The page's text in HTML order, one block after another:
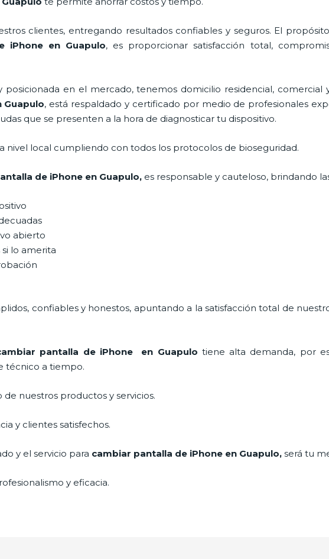
clientes, entregando resultados confiables y seguros. El
iPhoneen Guapulo, es proporcionar satisfacción total,
en el mercado, tenemos domicilio residencial, comercial
Guapulo, está respaldado y certificado por medio de profesionales
que se presenten a la hora de diagnosticar tu dispositivo.
nivel local cumpliendo con todos los protocolos de bioseguridad.
de iPhone en Guapulo, es responsable y cauteloso, brindando
abierto
lo amerita
confiables y honestos, apuntando a la satisfacción total de
pantalla de iPhoneen Guapulo tiene alta demanda, por
técnico a tiempo.
nuestros productos y servicios.
y clientes satisfechos.
y el servicio para cambiar pantalla de iPhone en Guapulo,será tu
y eficacia.